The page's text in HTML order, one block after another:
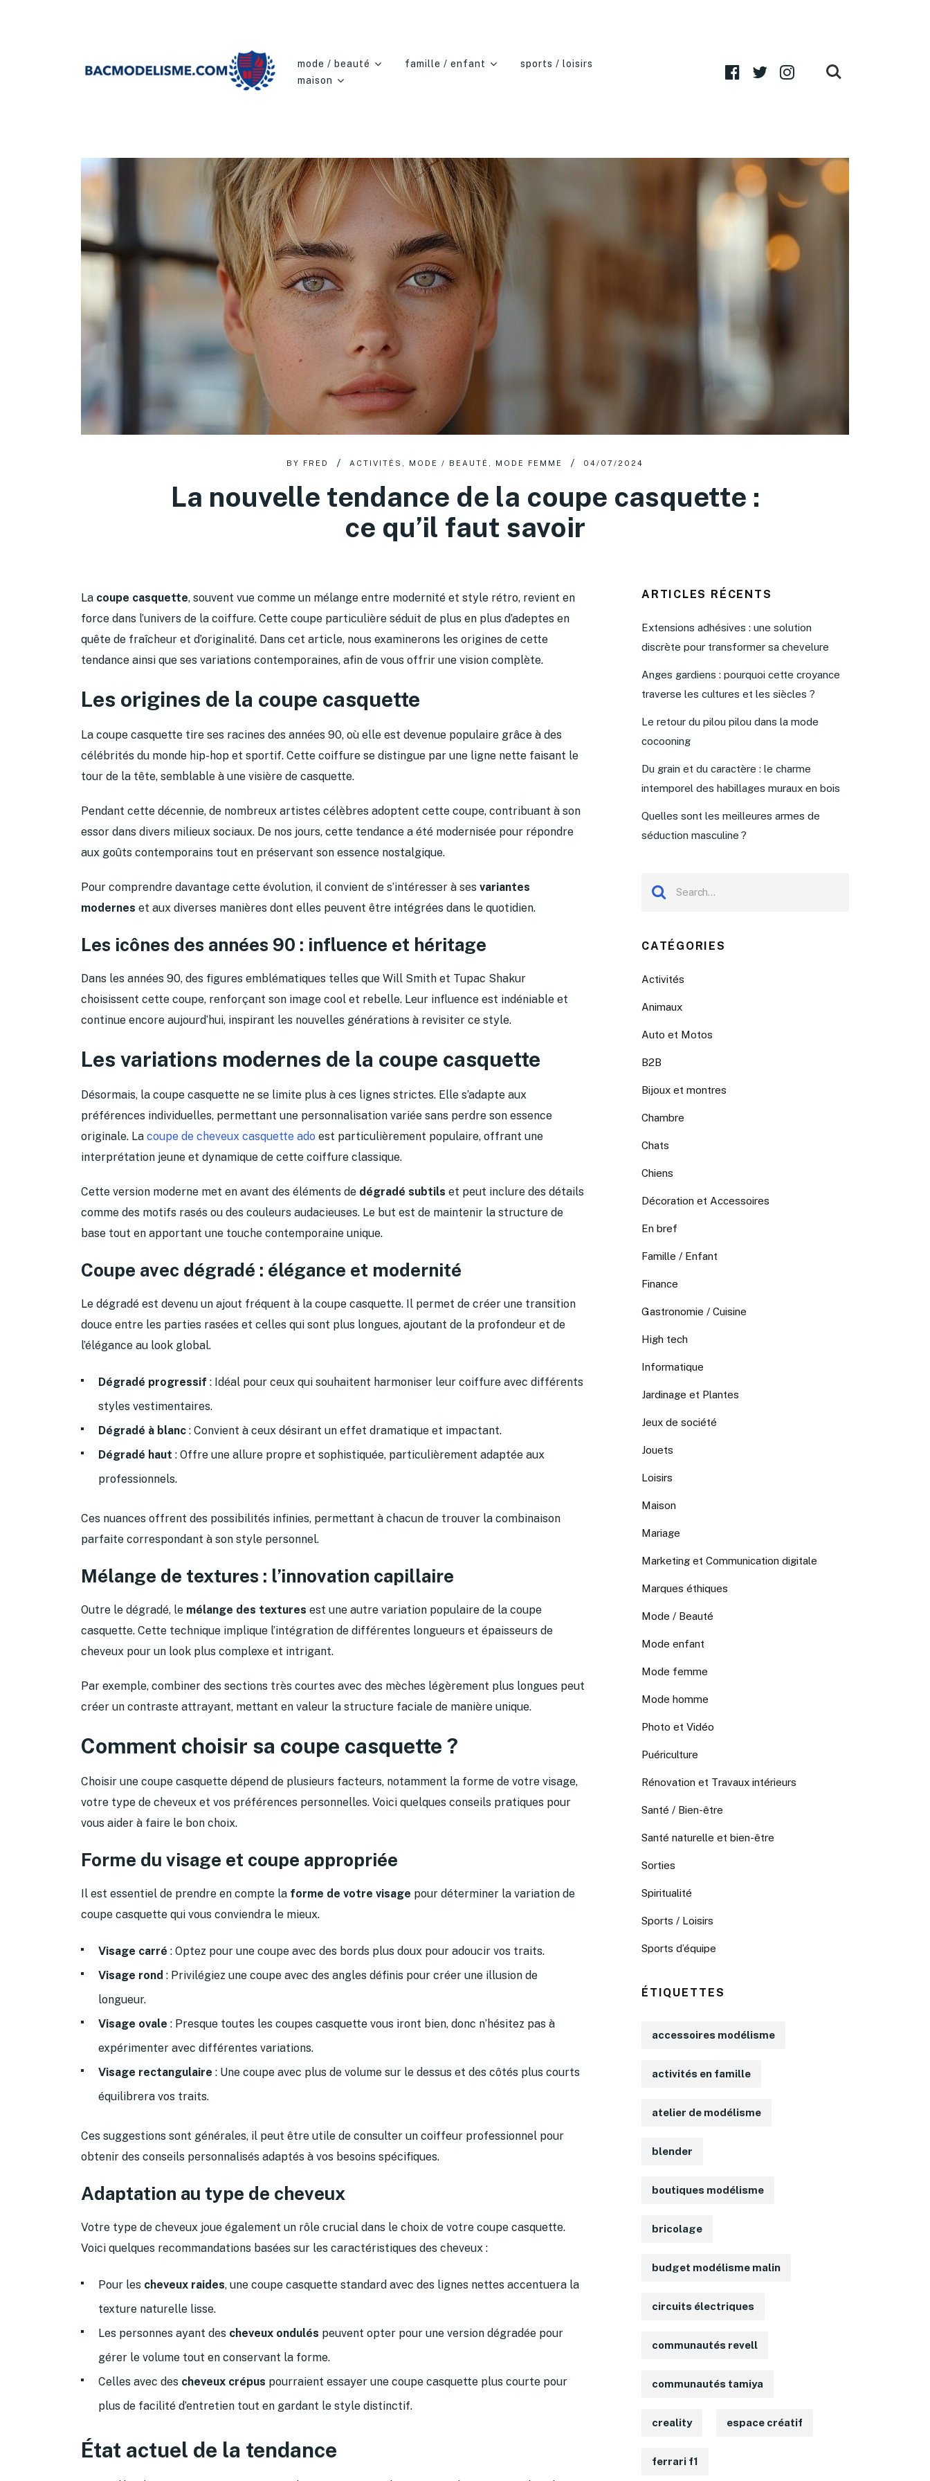
mode / beauté famille / enfant
sports / loisirs
maison
BY FRED ACTIVITÉS MODE / BEAUTÉ MODE FEMME 04/07/2024
La nouvelle tendance de la coupe casquette :
ce qu’il faut savoir
La coupe casquette, souvent vue comme un mélange entre modernité et style rétro, revient en
force dans l’univers de la coiffure. Cette coupe particulière séduit de plus en plus d’adeptes en
quête de fraîcheur et d’originalité. Dans cet article, nous examinerons les origines de cette
tendance ainsi que ses variations contemporaines, afin de vous offrir une vision complète.
Les origines de la coupe casquette
La coupe casquette tire ses racines des années 90, où elle est devenue populaire grâce à des
célébrités du monde hip-hop et sportif. Cette coiffure se distingue par une ligne nette faisant le
tour de la tête, semblable à une visière de casquette.
Pendant cette décennie, de nombreux artistes célèbres adoptent cette coupe, contribuant à son
essor dans divers milieux sociaux. De nos jours, cette tendance a été modernisée pour répondre
aux goûts contemporains tout en préservant son essence nostalgique.
Pour comprendre davantage cette évolution, il convient de s’intéresser à ses variantes
modernes et aux diverses manières dont elles peuvent être intégrées dans le quotidien.
Les icônes des années 90 : influence et héritage
Dans les années 90, des figures emblématiques telles que Will Smith et Tupac Shakur
choisissent cette coupe, renforçant son image cool et rebelle. Leur influence est indéniable et
continue encore aujourd’hui, inspirant les nouvelles générations à revisiter ce style.
Les variations modernes de la coupe casquette
Désormais, la coupe casquette ne se limite plus à ces lignes strictes. Elle s’adapte aux
préférences individuelles, permettant une personnalisation variée sans perdre son essence
originale. La coupe de cheveux casquette ado est particulièrement populaire, offrant une
interprétation jeune et dynamique de cette coiffure classique.
Cette version moderne met en avant des éléments de dégradé subtils et peut inclure des détails
comme des motifs rasés ou des couleurs audacieuses. Le but est de maintenir la structure de
base tout en apportant une touche contemporaine unique.
Coupe avec dégradé : élégance et modernité
Le dégradé est devenu un ajout fréquent à la coupe casquette. Il permet de créer une transition
douce entre les parties rasées et celles qui sont plus longues, ajoutant de la profondeur et de
l’élégance au look global.
Dégradé progressif : Idéal pour ceux qui souhaitent harmoniser leur coiffure avec différents
styles vestimentaires.
Dégradé à blanc : Convient à ceux désirant un effet dramatique et impactant.
Dégradé haut : Offre une allure propre et sophistiquée, particulièrement adaptée aux
professionnels.
Ces nuances offrent des possibilités infinies, permettant à chacun de trouver la combinaison
parfaite correspondant à son style personnel.
Mélange de textures : l’innovation capillaire
Outre le dégradé, le mélange des textures est une autre variation populaire de la coupe
casquette. Cette technique implique l’intégration de différentes longueurs et épaisseurs de
cheveux pour un look plus complexe et intrigant.
Par exemple, combiner des sections très courtes avec des mèches légèrement plus longues peut
créer un contraste attrayant, mettant en valeur la structure faciale de manière unique.
Comment choisir sa coupe casquette ?
Choisir une coupe casquette dépend de plusieurs facteurs, notamment la forme de votre visage,
votre type de cheveux et vos préférences personnelles. Voici quelques conseils pratiques pour
vous aider à faire le bon choix.
Forme du visage et coupe appropriée
Il est essentiel de prendre en compte la forme de votre visage pour déterminer la variation de
coupe casquette qui vous conviendra le mieux.
Visage carré : Optez pour une coupe avec des bords plus doux pour adoucir vos traits.
Visage rond : Privilégiez une coupe avec des angles définis pour créer une illusion de
longueur.
Visage ovale : Presque toutes les coupes casquette vous iront bien, donc n’hésitez pas à
expérimenter avec différentes variations.
Visage rectangulaire : Une coupe avec plus de volume sur le dessus et des côtés plus courts
équilibrera vos traits.
Ces suggestions sont générales, il peut être utile de consulter un coiffeur professionnel pour
obtenir des conseils personnalisés adaptés à vos besoins spécifiques.
Adaptation au type de cheveux
Votre type de cheveux joue également un rôle crucial dans le choix de votre coupe casquette.
Voici quelques recommandations basées sur les caractéristiques des cheveux :
Pour les cheveux raides, une coupe casquette standard avec des lignes nettes accentuera la
texture naturelle lisse.
Les personnes ayant des cheveux ondulés peuvent opter pour une version dégradée pour
gérer le volume tout en conservant la forme.
Celles avec des cheveux crépus pourraient essayer une coupe casquette plus courte pour
plus de facilité d’entretien tout en gardant le style distinctif.
État actuel de la tendance
ARTICLES RÉCENTS
Extensions adhésives : une solution
discrète pour transformer sa chevelure
Anges gardiens : pourquoi cette croyance
traverse les cultures et les siècles ?
Le retour du pilou pilou dans la mode
cocooning
Du grain et du caractère : le charme
intemporel des habillages muraux en bois
Quelles sont les meilleures armes de
séduction masculine ?
CATÉGORIES
Activités
Animaux
Auto et Motos
B2B
Bijoux et montres
Chambre
Chats
Chiens
Décoration et Accessoires
En bref
Famille / Enfant
Finance
Gastronomie / Cuisine
High tech
Informatique
Jardinage et Plantes
Jeux de société
Jouets
Loisirs
Maison
Mariage
Marketing et Communication digitale
Marques éthiques
Mode / Beauté
Mode enfant
Mode femme
Mode homme
Photo et Vidéo
Puériculture
Rénovation et Travaux intérieurs
Santé / Bien-être
Santé naturelle et bien-être
Sorties
Spiritualité
Sports / Loisirs
Sports d’équipe
ÉTIQUETTES
accessoires modélisme
activités en famille
atelier de modélisme
blender
boutiques modélisme
bricolage
budget modélisme malin
circuits électriques
communautés revell
communautés tamiya
creality espace créatif
ferrari f1